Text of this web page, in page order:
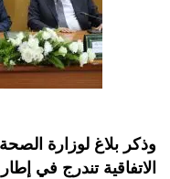
وذكر بلاغ لوزارة
الاتفاقية تندرج في